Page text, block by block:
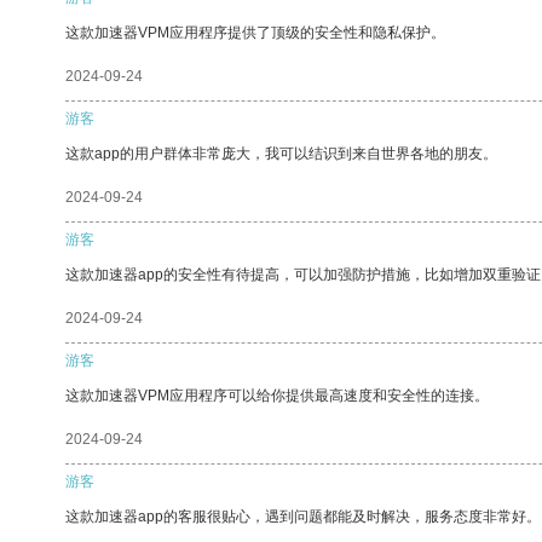
这款加速器VPM应用程序提供了顶级的安全性和隐私保护。
2024-09-24
游客
这款app的用户群体非常庞大，我可以结识到来自世界各地的朋友。
2024-09-24
游客
这款加速器app的安全性有待提高，可以加强防护措施，比如增加双重验
2024-09-24
游客
这款加速器VPM应用程序可以给你提供最高速度和安全性的连接。
2024-09-24
游客
这款加速器app的客服很贴心，遇到问题都能及时解决，服务态度非常好。